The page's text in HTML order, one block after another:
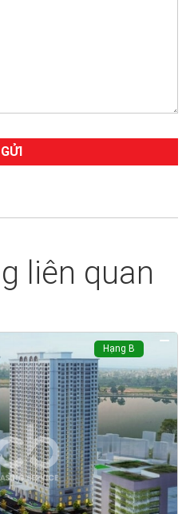
liên quan
Hạng B